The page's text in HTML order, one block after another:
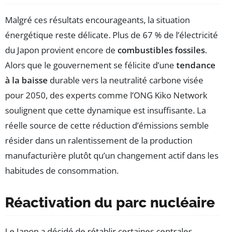
Malgré ces résultats encourageants, la situation
énergétique reste délicate. Plus de 67 % de l’électricité
du Japon provient encore de combustibles fossiles.
Alors que le gouvernement se félicite d’une tendance
à la baisse durable vers la neutralité carbone visée
pour 2050, des experts comme l’ONG Kiko Network
soulignent que cette dynamique est insuffisante. La
réelle source de cette réduction d’émissions semble
résider dans un ralentissement de la production
manufacturière plutôt qu’un changement actif dans les
habitudes de consommation.
Réactivation du parc nucléaire